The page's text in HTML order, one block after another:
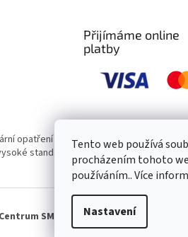
Tento web používá
procházením tohoto
používáním.. Více
Nastavení
Přijímáme online
platby
opatření 🌱. Naše rostliny pravidelně
standardy kvality.
SMARAGD. Všechna práva